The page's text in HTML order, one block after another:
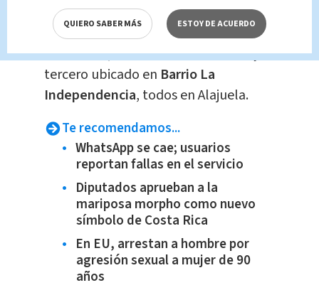
También se allanó varios inmuebles,
uno se localizaba cerca de unaiglesia
en Canoas, otro en Barrio El Llanoy el
tercero ubicado en Barrio La
Independencia, todos en Alajuela.
Te recomendamos...
WhatsApp se cae; usuarios
reportan fallas en el servicio
Diputados aprueban a la
mariposa morpho como nuevo
símbolo de Costa Rica
En EU, arrestan a hombre por
agresión sexual a mujer de 90
años
QUIERO SABER MÁS ESTOY DE ACUERDO